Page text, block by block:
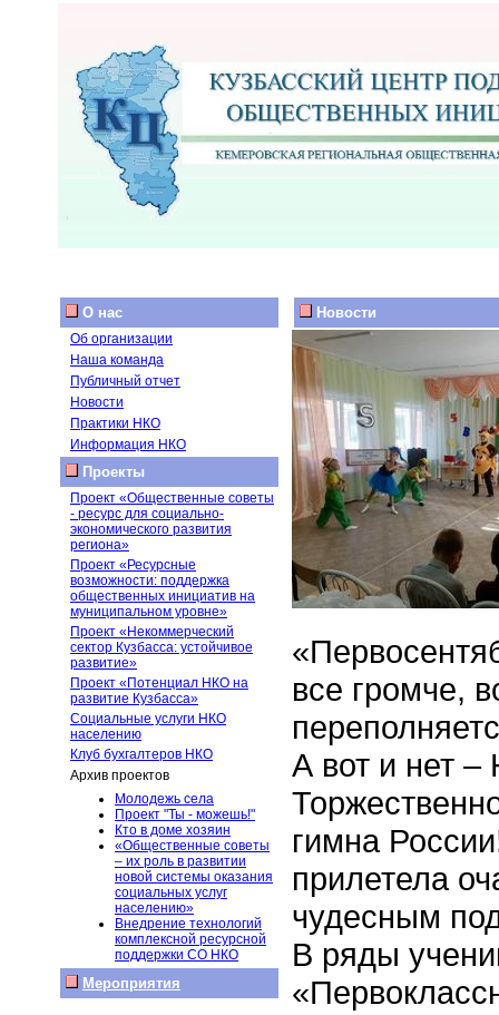
О нас
Об организации
Наша команда
Публичный отчет
Новости
Практики НКО
Информация НКО
Проекты
Проект «Общественные советы
- ресурс для социально-
экономического развития
региона»
Проект «Ресурсные
возможности: поддержка
общественных инициатив на
муниципальном уровне»
Проект «Некоммерческий
сектор Кузбасса: устойчивое
развитие»
Проект «Потенциал НКО на
развитие Кузбасса»
Социальные услуги НКО
населению
Клуб бухгалтеров НКО
Архив проектов
Молодежь села
Проект "Ты - можешь!"
Кто в доме хозяин
«Общественные советы
– их роль в развитии
новой системы оказания
социальных услуг
населению»
Внедрение технологий
комплексной ресурсной
поддержки СО НКО
Мероприятия
Новости
все громче,
А вот и нет –
гимна
прилетела
чудесным
В ряды